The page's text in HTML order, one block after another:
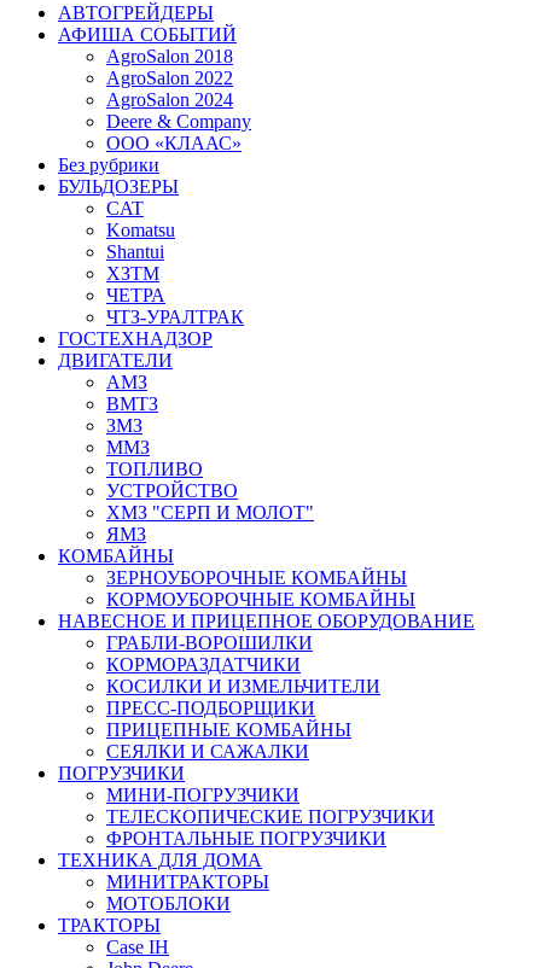
АВТОГРЕЙДЕРЫ
АФИША СОБЫТИЙ
AgroSalon 2018
AgroSalon 2022
AgroSalon 2024
Deere & Company
ООО «КЛААС»
Без рубрики
БУЛЬДОЗЕРЫ
CAT
Komatsu
Shantui
ХЗТМ
ЧЕТРА
ЧТЗ-УРАЛТРАК
ГОСТЕХНАДЗОР
ДВИГАТЕЛИ
АМЗ
ВМТЗ
ЗМЗ
ММЗ
ТОПЛИВО
УСТРОЙСТВО
ХМЗ "СЕРП И МОЛОТ"
ЯМЗ
КОМБАЙНЫ
ЗЕРНОУБОРОЧНЫЕ КОМБАЙНЫ
КОРМОУБОРОЧНЫЕ КОМБАЙНЫ
НАВЕСНОЕ И ПРИЦЕПНОЕ ОБОРУДОВАНИЕ
ГРАБЛИ-ВОРОШИЛКИ
КОРМОРАЗДАТЧИКИ
КОСИЛКИ И ИЗМЕЛЬЧИТЕЛИ
ПРЕСС-ПОДБОРЩИКИ
ПРИЦЕПНЫЕ КОМБАЙНЫ
СЕЯЛКИ И САЖАЛКИ
ПОГРУЗЧИКИ
МИНИ-ПОГРУЗЧИКИ
ТЕЛЕСКОПИЧЕСКИЕ ПОГРУЗЧИКИ
ФРОНТАЛЬНЫЕ ПОГРУЗЧИКИ
ТЕХНИКА ДЛЯ ДОМА
МИНИТРАКТОРЫ
МОТОБЛОКИ
ТРАКТОРЫ
Case IH